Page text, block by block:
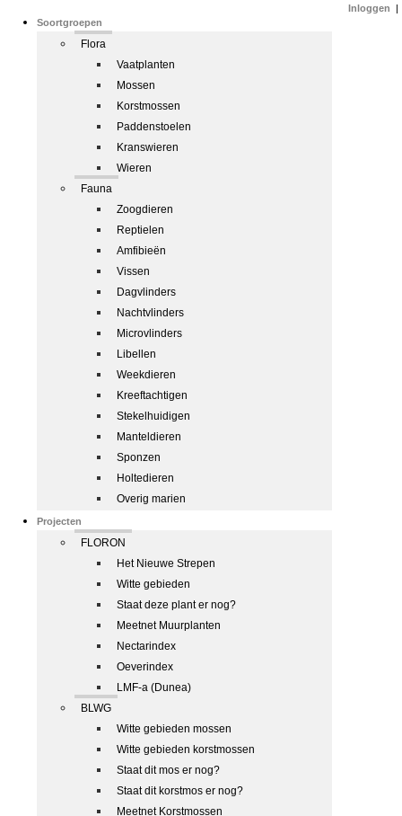
Soortgroepen
Flora
Vaatplanten
Mossen
Korstmossen
Paddenstoelen
Kranswieren
Wieren
Fauna
Zoogdieren
Reptielen
Amfibieën
Vissen
Dagvlinders
Nachtvlinders
Microvlinders
Libellen
Weekdieren
Kreeftachtigen
Stekelhuidigen
Manteldieren
Sponzen
Holtedieren
Overig marien
Projecten
FLORON
Het Nieuwe Strepen
Witte gebieden
Staat deze plant er nog?
Meetnet Muurplanten
Nectarindex
Oeverindex
LMF-a (Dunea)
BLWG
Witte gebieden mossen
Witte gebieden korstmossen
Staat dit mos er nog?
Staat dit korstmos er nog?
Meetnet Korstmossen
Inloggen |